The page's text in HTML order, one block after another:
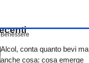
Benessere
Alcol, conta quanto bevi ma
anche cosa: cosa emerge